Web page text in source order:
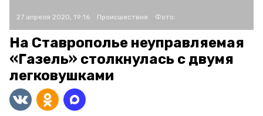
27 апреля 2020, 19:16 Происшествия Фото:
На Ставрополье неуправляемая
«Газель» столкнулась с двумя
легковушками